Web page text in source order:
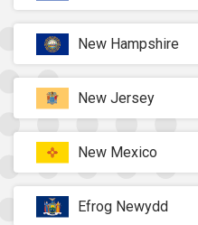
New Hampshire
New Jersey
New Mexico
Efrog Newydd